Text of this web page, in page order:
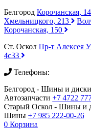
Белгород Корочанская,
Хмельницкого, 213
Корочанская, 150
Ст. Оскол Пр-т Алексея
4с33
Телефоны:
Белгород - Шины и диски
Автозапчасти +7 4722
Старый Оскол - Шины и
Шины +7 985 222-00-26
0 Корзина